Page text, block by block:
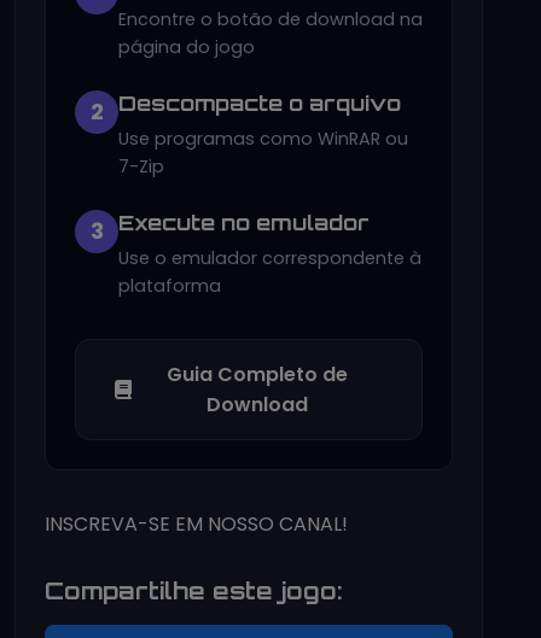
Encontre o botão de download na
página do jogo
2 Descompacte o arquivo
Use programas como WinRAR ou
7-Zip
3 Execute no emulador
Use o emulador correspondente à
plataforma
Guia Completo de
Download
INSCREVA-SE EM NOSSO CANAL!
Compartilhe este jogo: